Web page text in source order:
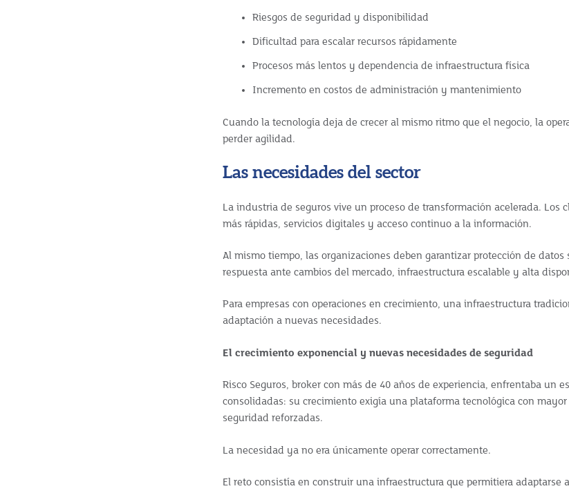
Riesgos de seguridad y disponibilidad
Dificultad para escalar recursos rápidamente
Procesos más lentos y dependencia de infraestructura física
Incremento en costos de administración y mantenimiento
Cuando la tecnología deja de crecer al mismo ritmo que el negocio, la
perder agilidad.
Las necesidades del sector
La industria de seguros vive un proceso de transformación acelerada. Los
más rápidas, servicios digitales y acceso continuo a la información.
Al mismo tiempo, las organizaciones deben garantizar protección de datos
respuesta ante cambios del mercado, infraestructura escalable y alta
Para empresas con operaciones en crecimiento, una infraestructura
adaptación a nuevas necesidades.
El crecimiento exponencial y nuevas necesidades de seguridad
Risco Seguros, broker con más de 40 años de experiencia, enfrentaba un
consolidadas: su crecimiento exigía una plataforma tecnológica con
seguridad reforzadas.
La necesidad ya no era únicamente operar correctamente.
El reto consistía en construir una infraestructura que permitiera adaptarse